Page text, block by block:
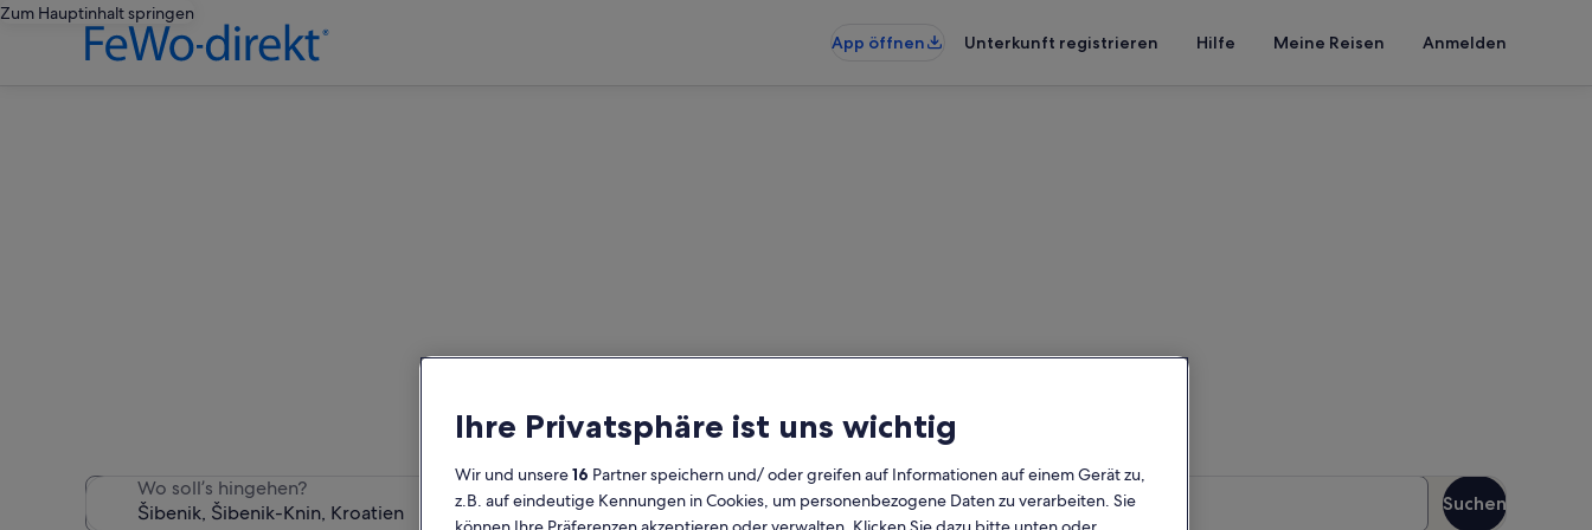
Zum Hauptinhalt springen
App öffnen
Unterkunft registrieren Hilfe Meine Reisen Anmelden
die Verfügbarkeit zu prüfen
Wo soll’s hingehen? Daten
Gäste
2 Gäste
Suchen
Ihre Privatsphäre ist uns wichtig
Wir und unsere16 Partner speichern und/ oder greifen auf Informationen auf einem Gerät zu,
z.B. auf eindeutige Kennungen in Cookies, um personenbezogene Daten zu verarbeiten. Sie